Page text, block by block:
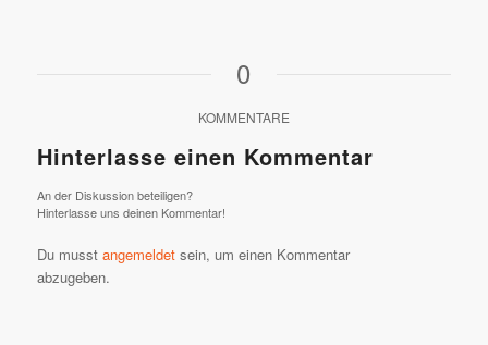
0
KOMMENTARE
Hinterlasse einen Kommentar
An der Diskussion beteiligen?
Hinterlasse uns deinen Kommentar!
Du musst angemeldetsein, um einen Kommentar
abzugeben.